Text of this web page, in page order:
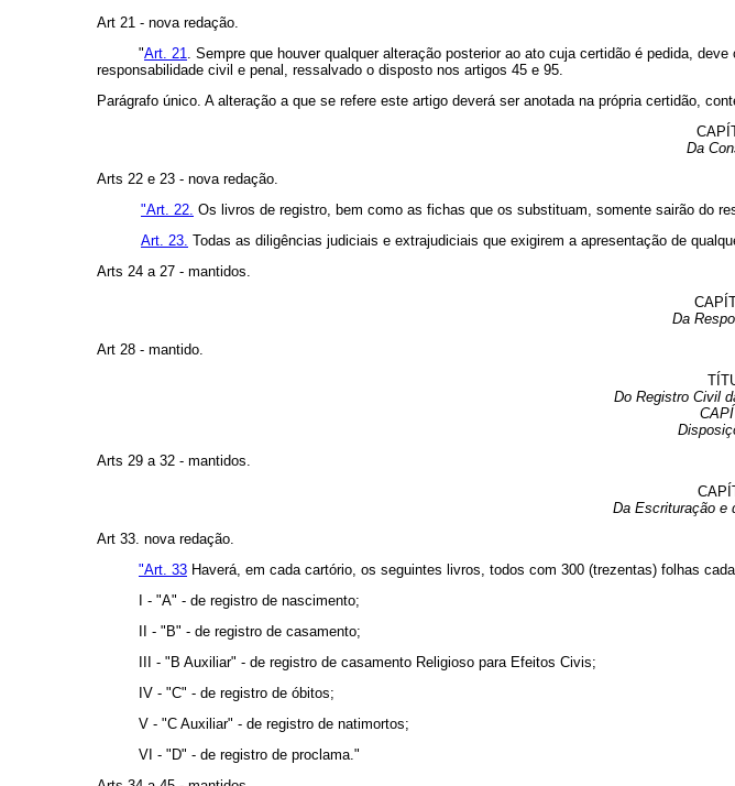
Art 21 - nova redação.
"Art. 21. Sempre que houver qualquer alteração posterior ao ato cuja certidão é pedida,
responsabilidade civil e penal, ressalvado o disposto nos artigos 45 e 95.
Parágrafo único. A alteração a que se refere este artigo deverá ser anotada na própria certidão,
Da
Arts 22 e 23 - nova redação.
"Art. 22. Os livros de registro, bem como as fichas que os substituam, somente sairão do
Art. 23. Todas as diligências judiciais e extrajudiciais que exigirem a apresentação de
Arts 24 a 27 - mantidos.
Da
Art 28 - mantido.
Do Registro Civil
Arts 29 a 32 - mantidos.
Da Escrituração e
Art 33. nova redação.
"Art. 33 Haverá, em cada cartório, os seguintes livros, todos com 300 (trezentas) folhas
I - "A" - de registro de nascimento;
II - "B" - de registro de casamento;
III - "B Auxiliar" - de registro de casamento Religioso para Efeitos Civis;
IV - "C" - de registro de óbitos;
V - "C Auxiliar" - de registro de natimortos;
VI - "D" - de registro de proclama."